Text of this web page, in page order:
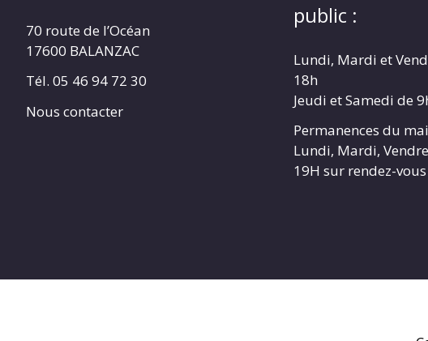
70 route de l’Océan
17600 BALANZAC
Tél. 05 46 94 72 30
Nous contacter
public :
Lundi, Mardi et
18h
Jeudi et Samedi de
Permanences du
Lundi, Mardi,
19H sur rendez-vous